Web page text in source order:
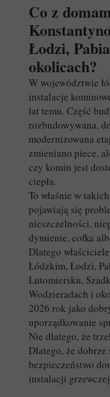
Co z
Łodzi,
okolicach?
W województwie
instalacje
lat temu. Część
rozbudowywana,
modernizowana
zmieniano piece,
czy komin jest
ciepła.
To właśnie w
pojawiają się
nieszczelności,
dymienie, cofka
Dlatego
Łódzkim, Łodzi,
Lutomiersku,
Wodzieradach i
2026 rok jako
uporządkowanie
Nie dlatego, że
Dlatego, że
bezpieczeństwo
instalacji